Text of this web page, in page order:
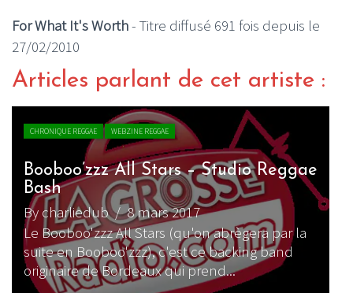
For What It's Worth- Titre diffusé 691 fois depuis le
27/02/2010
Articles parlant de cet artiste :
CHRONIQUE REGGAE WEBZINE REGGAE
Booboo’zzz All Stars – Studio Reggae
Bash
By charliedub/ 8 mars 2017
Le Booboo'zzz All Stars (qu'on abrègera par la
suite en Booboo'zzz), c'est ce backing band
originaire de Bordeaux qui prend...